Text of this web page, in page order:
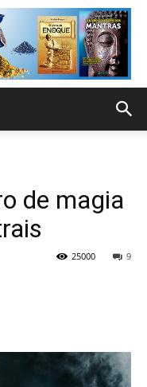
de magia
9
25000